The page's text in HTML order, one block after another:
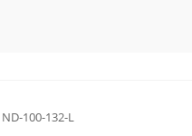
ND-100-132-L